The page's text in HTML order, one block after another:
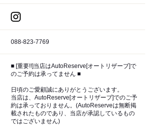
088-823-7769
■ [重要!!]当店はAutoReserve[オートリザーブ]で
のご予約は承ってません ■
日頃のご愛顧誠にありがとうございます。
当店は、AutoReserve[オートリザーブ]でのご予
約は承っておりません。(AutoReserveは無断掲
載されたものであり、当店が承認しているもの
ではございません)